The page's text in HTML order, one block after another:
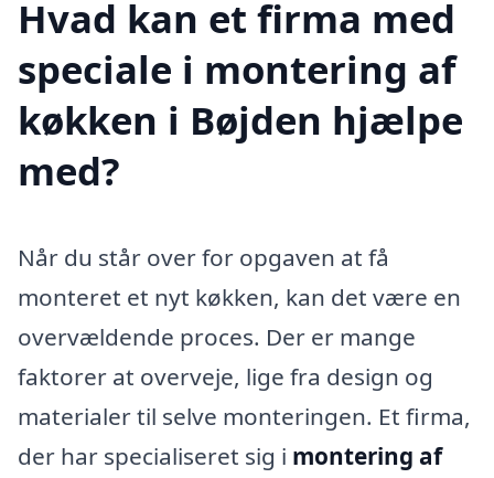
Hvad kan et firma med
speciale i montering af
køkken i Bøjden hjælpe
med?
Når du står over for opgaven at få
monteret et nyt køkken, kan det være en
overvældende proces. Der er mange
faktorer at overveje, lige fra design og
materialer til selve monteringen. Et firma,
der har specialiseret sig i montering af